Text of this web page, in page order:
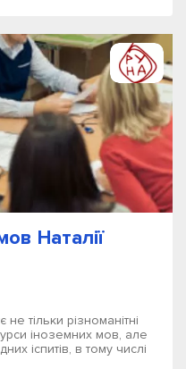
Наталії
тільки різноманітні
іноземних мов, але
іспитів, в тому числі